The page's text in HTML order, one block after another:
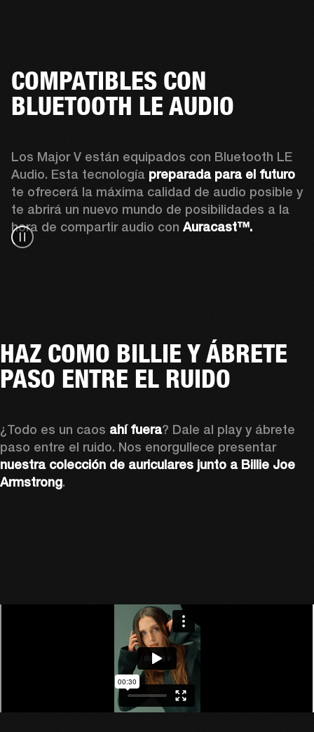
COMPATIBLES CON
BLUETOOTH LE AUDIO
Los Major V están equipados con Bluetooth LE
Audio. Esta tecnología preparada para el futuro
te ofrecerá la máxima calidad de audio posible y
te abrirá un nuevo mundo de posibilidades a la
hora de compartir audio con Auracast™.
HAZ COMO BILLIE Y ÁBRETE
PASO ENTRE EL RUIDO
¿Todo es un caos ahí fuera? Dale al play y ábrete
paso entre el ruido. Nos enorgullece presentar
nuestra colección de auriculares junto a Billie Joe
Armstrong.